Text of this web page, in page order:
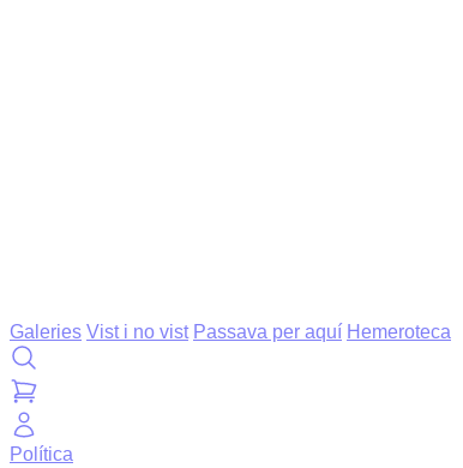
Galeries Vist i no vist Passava per aquí Hemeroteca
Política